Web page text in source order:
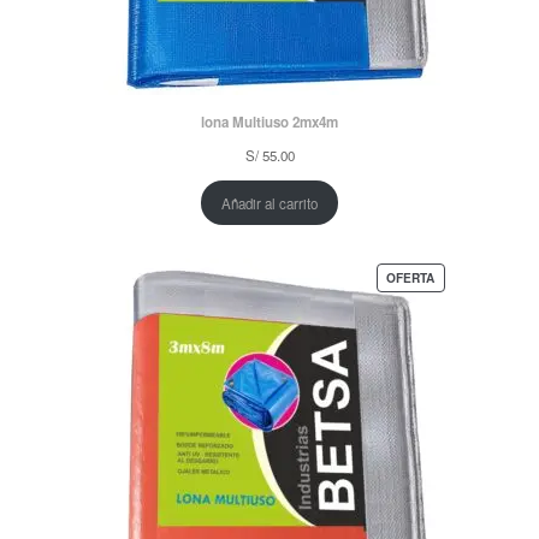
lona Multiuso 2mx4m
S/55.00
Añadir al carrito
OFERTAPRODUCTO
EN